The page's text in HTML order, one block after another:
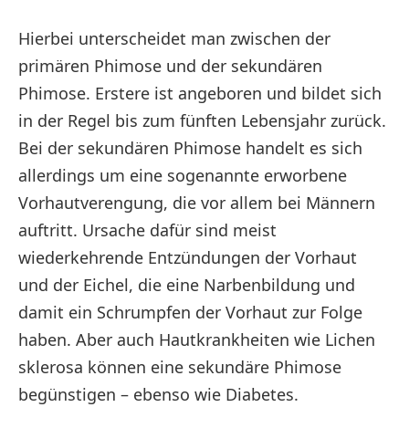
Hierbei unterscheidet man zwischen der
primären Phimose und der sekundären
Phimose. Erstere ist angeboren und bildet sich
in der Regel bis zum fünften Lebensjahr zurück.
Bei der sekundären Phimose handelt es sich
allerdings um eine sogenannte erworbene
Vorhautverengung, die vor allem bei Männern
auftritt. Ursache dafür sind meist
wiederkehrende Entzündungen der Vorhaut
und der Eichel, die eine Narbenbildung und
damit ein Schrumpfen der Vorhaut zur Folge
haben. Aber auch Hautkrankheiten wie Lichen
sklerosa können eine sekundäre Phimose
begünstigen – ebenso wie Diabetes.